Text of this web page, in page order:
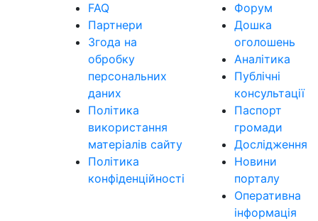
FAQ
Партнери
Згода на
обробку
персональних
даних
Політика
використання
матеріалів сайту
Політика
конфіденційності
Форум
Дошка
оголошень
Аналітика
Публічні
консультації
Паспорт
громади
Дослідження
Новини
порталу
Оперативна
інформація